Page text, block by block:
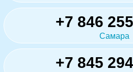
+7 846
Самара
+7 845